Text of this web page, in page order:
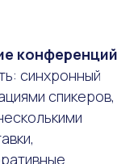
конференций
синхронный
спикеров,